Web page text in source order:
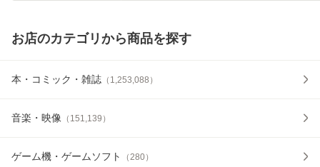
お店のカテゴリから商品を探す
本・コミック・雑誌 （ 1,253,088 ）
音楽・映像 （ 151,139 ）
ゲーム機・ゲームソフト （280）